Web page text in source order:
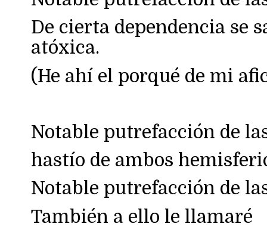
De cierta dependencia se
atóxica.
(He ahí el porqué de mi
Notable putrefacción de
hastío de ambos
Notable putrefacción de
También a ello le llamaré